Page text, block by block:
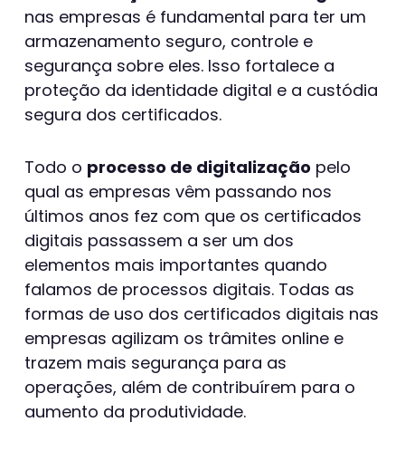
nas empresas é fundamental para ter um
armazenamento seguro, controle e
segurança sobre eles. Isso fortalece a
proteção da identidade digital e a custódia
segura dos certificados.
Todo o processo de digitalização pelo
qual as empresas vêm passando nos
últimos anos fez com que os certificados
digitais passassem a ser um dos
elementos mais importantes quando
falamos de processos digitais. Todas as
formas de uso dos certificados digitais nas
empresas agilizam os trâmites online e
trazem mais segurança para as
operações, além de contribuírem para o
aumento da produtividade.